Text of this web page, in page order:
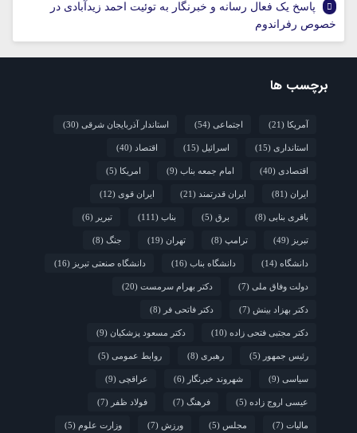
پاسخ یک فعال رسانه و خبرنگار به توئیت احمد زیدآبادی در
خصوص رفراندوم
برچسب ها
آمریکا (21) اجتماعی (54) استاندار آذربایجان شرقی (30)
استانداری (15) اسرائیل (15) اقتصاد (40)
اقتصادی (40) امام جمعه بناب (9) امریکا (5)
ایران (81) ایران قدرتمند (21) ایران قوی (12)
باقری بنابی (8) برق (5) بناب (111) تبریر (6)
تبریز (49) ترامپ (8) تهران (19) جنگ (8)
دانشگاه (14) دانشگاه بناب (16) دانشگاه صنعتی تبریز (16)
دولت وفاق ملی (7) دکتر بهرام سرمست (20)
دکتر بهزاد بینش (7) دکتر فاتحی فر (8)
دکتر مجتبی فتحی زاده (10) دکتر مسعود پزشکیان (9)
رئیس جمهور (5) رهبری (8) روابط عمومی (5)
سیاسی (9) شهروند خبرنگار (6) عراقچی (9)
عیسی اروج زاده (5) فرهنگ (7) فولاد ظفر (7)
مالیات (7) مجلس (5) ورزش (7) وزارت علوم (5)